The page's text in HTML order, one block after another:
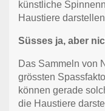
künstliche
Haustiere
Süsses ja, aber
Das Sammeln von
grössten
können gerade
die Haustiere